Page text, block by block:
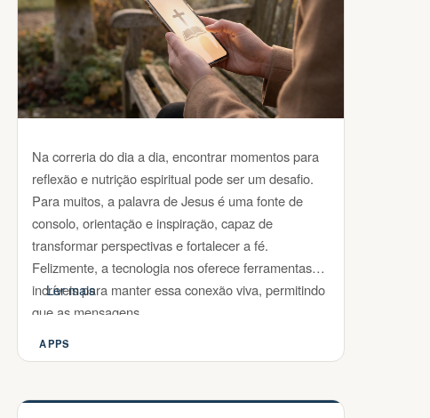
Na correria do dia a dia, encontrar momentos para
reflexão e nutrição espiritual pode ser um desafio.
Para muitos, a palavra de Jesus é uma fonte de
consolo, orientação e inspiração, capaz de
transformar perspectivas e fortalecer a fé.
Felizmente, a tecnologia nos oferece ferramentas
incríveis para manter essa conexão viva, permitindo
que as mensagens …
Ler mais
Categorias
APPS